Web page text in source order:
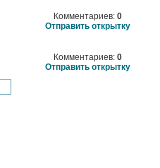
Комментариев: 0
Отправить открытку
Комментариев: 0
Отправить открытку